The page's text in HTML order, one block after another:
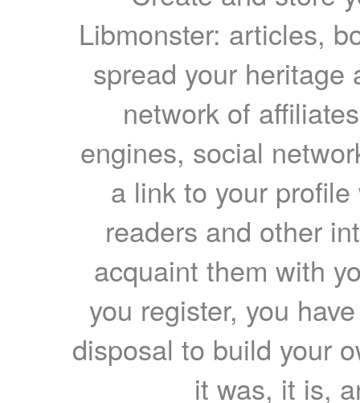
Libmonster: articles,
spread your heritage
network of
engines, social
a link to your
readers and other
acquaint them with
you register, you
disposal to build your
it was, it is,